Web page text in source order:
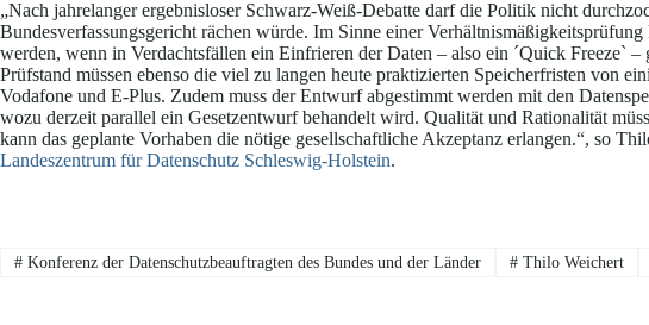
„Nach jahrelanger ergebnisloser Schwarz-Weiß-Debatte darf die Politik nicht
Bundesverfassungsgericht rächen würde. Im Sinne einer
werden, wenn in Verdachtsfällen ein Einfrieren der Daten – also ein ´Quick Freeze`
Prüfstand müssen ebenso die viel zu langen heute praktizierten Speicherfristen von
Vodafone und E-Plus. Zudem muss der Entwurf abgestimmt werden mit den
wozu derzeit parallel ein Gesetzentwurf behandelt wird. Qualität und Rationalität
kann das geplante Vorhaben die nötige gesellschaftliche Akzeptanz erlangen.“, so
Landeszentrum für Datenschutz Schleswig-Holstein.
#Konferenz der Datenschutzbeauftragten des Bundes und der Länder #Thilo Weichert